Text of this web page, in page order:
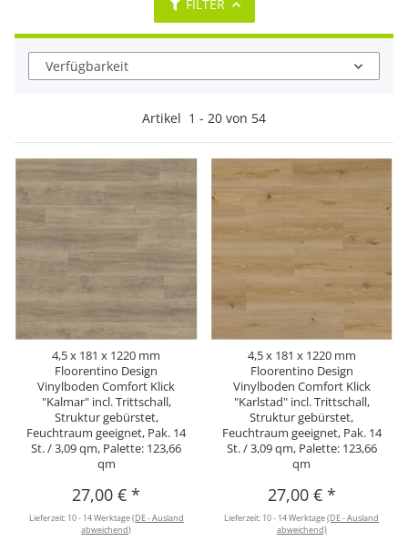
FILTER
Verfügbarkeit
Artikel 1 - 20 von 54
4,5 x 181 x 1220 mm
Floorentino Design
Vinylboden Comfort Klick
"Kalmar" incl. Trittschall,
Struktur gebürstet,
Feuchtraum geeignet, Pak. 14
St. / 3,09 qm, Palette: 123,66
qm
27,00 €*
Lieferzeit: 10 - 14 Werktage(DE - Ausland
abweichend)
4,5 x 181 x 1220 mm
Floorentino Design
Vinylboden Comfort Klick
"Karlstad" incl. Trittschall,
Struktur gebürstet,
Feuchtraum geeignet, Pak. 14
St. / 3,09 qm, Palette: 123,66
qm
27,00 € *
Lieferzeit: 10 - 14 Werktage(DE - Ausland
abweichend)